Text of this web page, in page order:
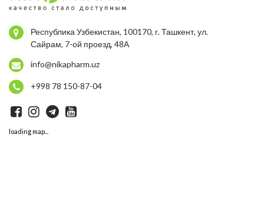
Республика Узбекистан, 100170, г. Ташкент, ул.
Сайрам, 7-ой проезд, 48А
info@nikapharm.uz
+998 78 150-87-04
loading map...